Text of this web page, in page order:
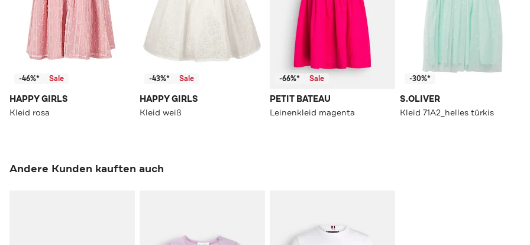
-46%* Sale
HAPPY GIRLS
Kleid rosa
-43%* Sale
HAPPY GIRLS
Kleid weiß
-66%* Sale
PETIT BATEAU
Leinenkleid magenta
-30%*
S.OLIVER
Kleid 71A2_helles türkis
Andere Kunden kauften auch